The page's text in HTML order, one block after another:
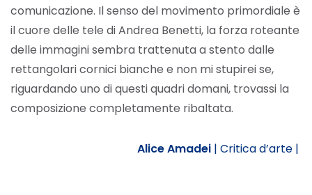
comunicazione. Il senso del movimento primordiale è
il cuore delle tele di Andrea Benetti, la forza roteante
delle immagini sembra trattenuta a stento dalle
rettangolari cornici bianche e non mi stupirei se,
riguardando uno di questi quadri domani, trovassi la
composizione completamente ribaltata.
Alice Amadei | Critica d’arte |